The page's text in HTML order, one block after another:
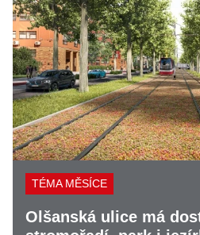
TÉMA MĚSÍCE
Olšanská ulice má